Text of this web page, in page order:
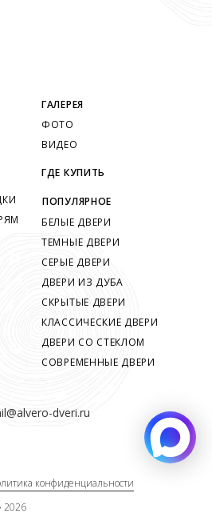
dveri.ru
ГАЛЕРЕЯ
ФОТО
ВИДЕО
ГДЕ КУПИТЬ
ПОПУЛЯРНОЕ
БЕЛЫЕ ДВЕРИ
ТЕМНЫЕ ДВЕРИ
СЕРЫЕ ДВЕРИ
ДВЕРИ ИЗ ДУБА
СКРЫТЫЕ ДВЕРИ
КЛАССИЧЕСКИЕ ДВЕРИ
ДВЕРИ СО СТЕКЛОМ
СОВРЕМЕННЫЕ ДВЕРИ
2026
конфиденциальности